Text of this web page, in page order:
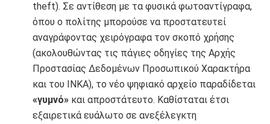
theft). Σε αντίθεση με τα φυσικά φωτοαντίγραφα,
όπου ο πολίτης μπορούσε να προστατευτεί
αναγράφοντας χειρόγραφα τον σκοπό χρήσης
(ακολουθώντας τις πάγιες οδηγίες της Αρχής
Προστασίας Δεδομένων Προσωπικού Χαρακτήρα
και του ΙΝΚΑ), το νέο ψηφιακό αρχείο παραδίδεται
«γυμνό» και απροστάτευτο. Καθίσταται έτσι
εξαιρετικά ευάλωτο σε ανεξέλεγκτη